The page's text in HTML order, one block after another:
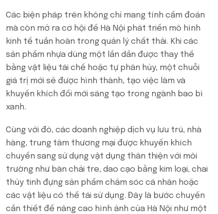
Các biện pháp trên không chỉ mang tính cấm đoán
mà còn mở ra cơ hội để Hà Nội phát triển mô hình
kinh tế tuần hoàn trong quản lý chất thải. Khi các
sản phẩm nhựa dùng một lần dần được thay thế
bằng vật liệu tái chế hoặc tự phân hủy, một chuỗi
giá trị mới sẽ được hình thành, tạo việc làm và
khuyến khích đổi mới sáng tạo trong ngành bao bì
xanh.
Cùng với đó, các doanh nghiệp dịch vụ lưu trú, nhà
hàng, trung tâm thương mại được khuyến khích
chuyển sang sử dụng vật dụng thân thiện với môi
trường như bàn chải tre, dao cạo bằng kim loại, chai
thủy tinh đựng sản phẩm chăm sóc cá nhân hoặc
các vật liệu có thể tái sử dụng. Đây là bước chuyển
cần thiết để nâng cao hình ảnh của Hà Nội như một